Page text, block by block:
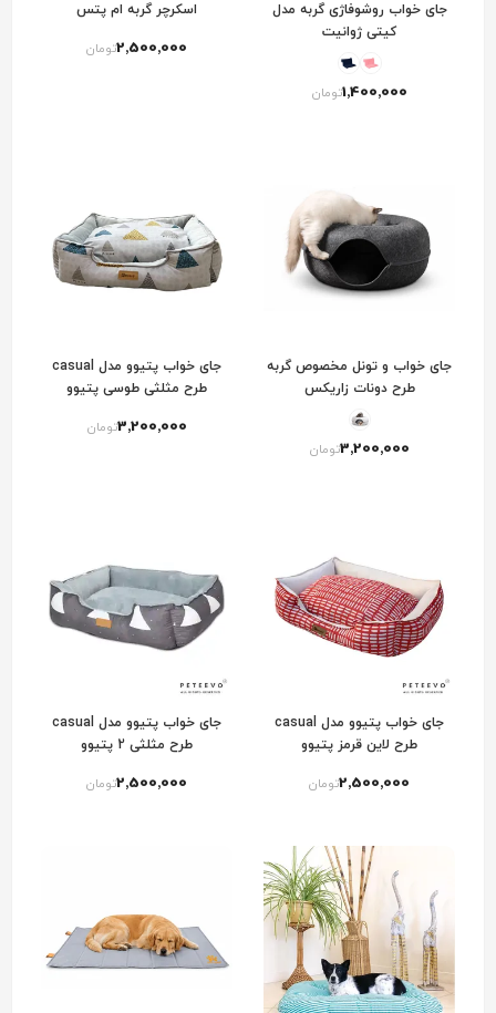
جای خواب روشوفاژی گربه مدل
کیتی ژوانیت
1٬400٬000تومان
اسکرچر گربه ام پتس
2٬500٬000تومان
جای خواب و تونل مخصوص گربه
طرح دونات زاریکس
3٬200٬000تومان
جای خواب پتیوو مدل casual
طرح مثلثی طوسی پتیوو
3٬200٬000تومان
جای خواب پتیوو مدل casual
طرح لاین قرمز پتیوو
2٬500٬000تومان
جای خواب پتیوو مدل casual
طرح مثلثی 2 پتیوو
2٬500٬000تومان